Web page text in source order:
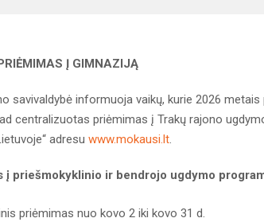
Į GIMNAZIJĄ
savivaldybė informuoja vaikų, kurie 2026
centralizuotas priėmimas į Trakų rajono
adresu www.mokausi.lt.
į priešmokyklinio ir bendrojo ugdymo
priėmimas nuo kovo 2 iki kovo 31 d.